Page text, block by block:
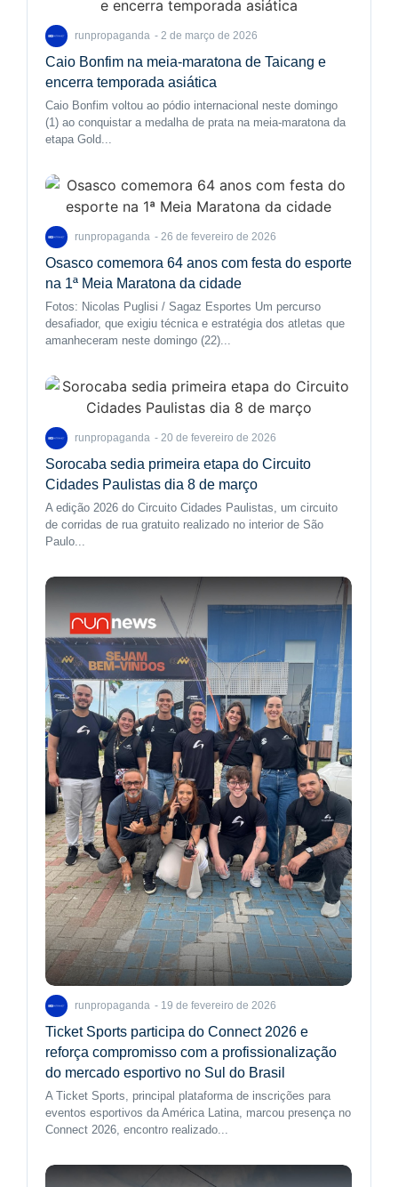
runpropaganda - 2 de março de 2026
Caio Bonfim na meia-maratona de Taicang e
encerra temporada asiática
Caio Bonfim voltou ao pódio internacional neste domingo
(1) ao conquistar a medalha de prata na meia-maratona da
etapa Gold...
runpropaganda - 26 de fevereiro de 2026
Osasco comemora 64 anos com festa do esporte
na 1ª Meia Maratona da cidade
Fotos: Nicolas Puglisi / Sagaz Esportes Um percurso
desafiador, que exigiu técnica e estratégia dos atletas que
amanheceram neste domingo (22)...
runpropaganda - 20 de fevereiro de 2026
Sorocaba sedia primeira etapa do Circuito
Cidades Paulistas dia 8 de março
A edição 2026 do Circuito Cidades Paulistas, um circuito
de corridas de rua gratuito realizado no interior de São
Paulo...
runpropaganda - 19 de fevereiro de 2026
Ticket Sports participa do Connect 2026 e
reforça compromisso com a profissionalização
do mercado esportivo no Sul do Brasil
A Ticket Sports, principal plataforma de inscrições para
eventos esportivos da América Latina, marcou presença no
Connect 2026, encontro realizado...